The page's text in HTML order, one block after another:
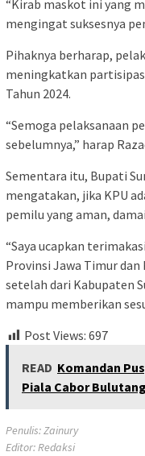
“Kirab maskot ini yang
mengingat suksesnya
Pihaknya berharap,
meningkatkan
Tahun 2024.
“Semoga pelaksanaan
sebelumnya,” harap
Sementara itu, Bupati
mengatakan, jika KPU
pemilu yang aman,
“Saya ucapkan
Provinsi Jawa Timur dan
setelah dari Kabupaten
mampu memberikan
Post Views: 697
READ Komandan
Piala Cabor
Penulis: Zainury
Editor: Redaksi